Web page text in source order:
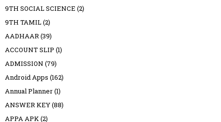
9TH SOCIAL SCIENCE (2)
9TH TAMIL(2)
AADHAAR(39)
ACCOUNT SLIP (1)
ADMISSION (79)
Android Apps (162)
Annual Planner(1)
ANSWER KEY(88)
APPA APK(2)